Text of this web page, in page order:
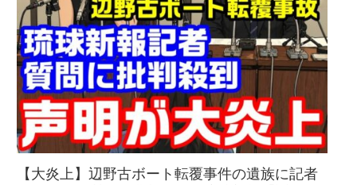
【大炎上】辺野古ボート転覆事件の遺族に記者